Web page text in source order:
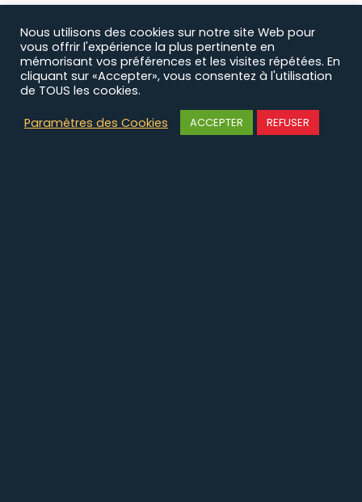
Nous utilisons des cookies sur notre site Web pour
vous offrir l'expérience la plus pertinente en
mémorisant vos préférences et les visites répétées. En
cliquant sur «Accepter», vous consentez à l'utilisation
de TOUS les cookies.
Paramètres des Cookies
ACCEPTER REFUSER